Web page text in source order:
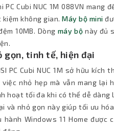
PC Cubi NUC 1M 088VN
kiệm không gian.Máy bộ mini
10MB. Dòng máy bộ này đủ
gọn, tinh tế, hiện đại
PC Cubi NUC 1M sở hữu
việc nhỏ hẹp mà vẫn mang lại
hoạt tối đa khi có thể dễ
và nhỏ gọn này giúp tối ưu
hành Windows 11 Home